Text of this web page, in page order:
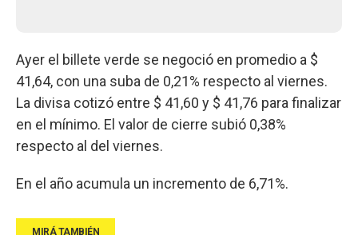
Ayer el billete verde se negoció en promedio a $
41,64, con una suba de 0,21% respecto al viernes.
La divisa cotizó entre $ 41,60 y $ 41,76 para finalizar
en el mínimo. El valor de cierre subió 0,38%
respecto al del viernes.
En el año acumula un incremento de 6,71%.